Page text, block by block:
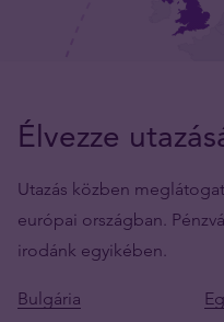
Élvezze
Utazás közben
európai országban.
irodánk egyikében.
Bulgária